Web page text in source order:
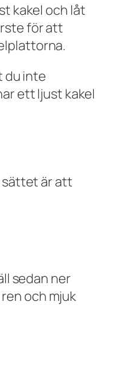
kakel och låt
för att
du inte
ett ljust kakel
sättet är att
sedan ner
och mjuk